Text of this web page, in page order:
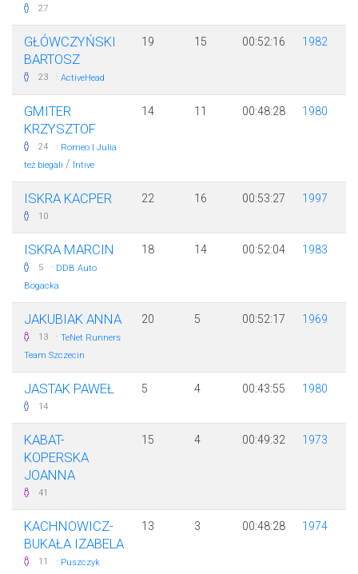
27
GŁÓWCZYŃSKI
BARTOSZ
23 · ActiveHead
19 15 00:52:16 1982
GMITER
KRZYSZTOF
24 · Romeo I Julia
też biegali / Intive
14 11 00:48:28 1980
ISKRA KACPER
10
22 16 00:53:27 1997
ISKRA MARCIN
5 · DDB Auto
Bogacka
18 14 00:52:04 1983
JAKUBIAK ANNA
13 · TeNet Runners
Team Szczecin
20 5 00:52:17 1969
JASTAK PAWEŁ
14
5 4 00:43:55 1980
KABAT-
KOPERSKA
JOANNA
41
15 4 00:49:32 1973
KACHNOWICZ-
BUKAŁA IZABELA
11 · Puszczyk
13 3 00:48:28 1974